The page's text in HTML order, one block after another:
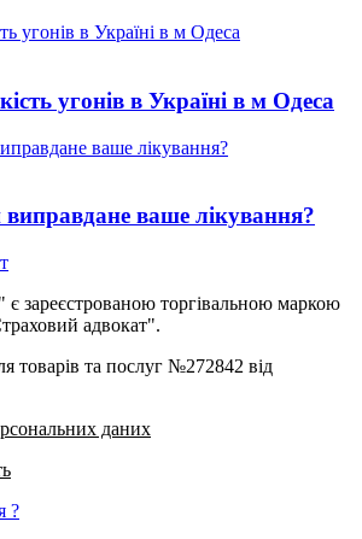
угонів в Україні в м Одеса
ваше лікування?
є зареєстрованою торгівальною маркою
адвокат".
товарів та послуг №272842 від
даних
?